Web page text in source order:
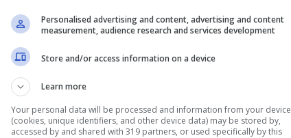
che la pittrice dovrà fare tra le mine per
di chiamare subito la polizia.
riuscirà a salvarsi?
Personalised advertising and content, advertising and content
measurement, audience research and services development
Store and/or access information on a device
Learn more
Your personal data will be processed and information from your device
(cookies, unique identifiers, and other device data) may be stored by,
accessed by and shared with 319 partners, or used specifically by this